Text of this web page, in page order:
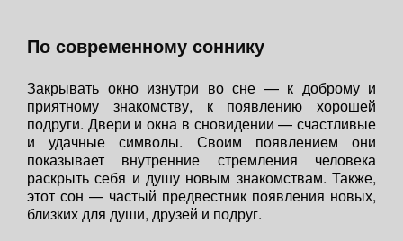
По современному соннику
Закрывать окно изнутри во сне — к доброму и
приятному знакомству, к появлению хорошей
подруги. Двери и окна в сновидении — счастливые
и удачные символы. Своим появлением они
показывает внутренние стремления человека
раскрыть себя и душу новым знакомствам. Также,
этот сон — частый предвестник появления новых,
близких для души, друзей и подруг.